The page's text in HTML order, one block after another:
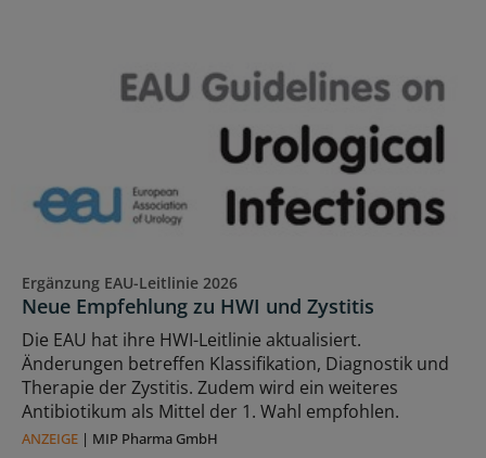
Ergänzung EAU-Leitlinie 2026
Neue Empfehlung zu HWI und Zystitis
Die EAU hat ihre HWI-Leitlinie aktualisiert.
Änderungen betreffen Klassifikation, Diagnostik und
Therapie der Zystitis. Zudem wird ein weiteres
Antibiotikum als Mittel der 1. Wahl empfohlen.
ANZEIGE | MIP Pharma GmbH